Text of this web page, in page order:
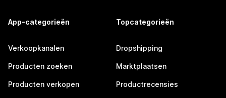
App-categorieën
Verkoopkanalen
Producten zoeken
Producten verkopen
Topcategorieën
Dropshipping
Marktplaatsen
Productrecensies